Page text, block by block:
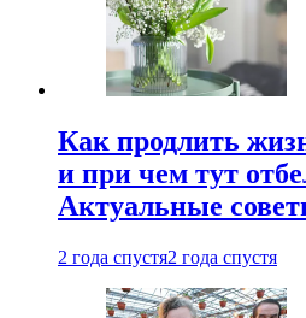
Как продлить
и при чем тут
Актуальные
2 года спустя2 года спустя